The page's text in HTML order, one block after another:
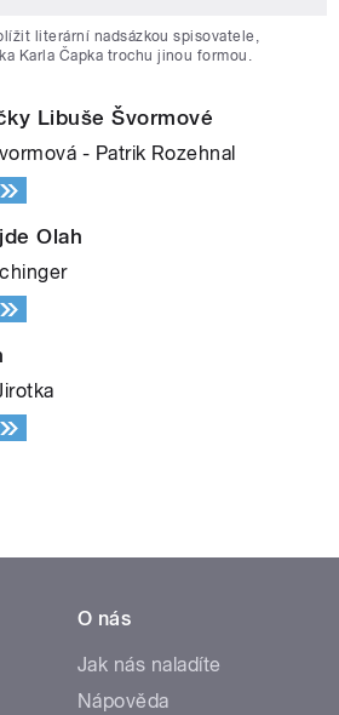
literární nadsázkou spisovatele,
Karla Čapka trochu jinou formou.
Libuše Švormové
- Patrik Rozehnal
Olah
O nás
Jak nás naladíte
Nápověda